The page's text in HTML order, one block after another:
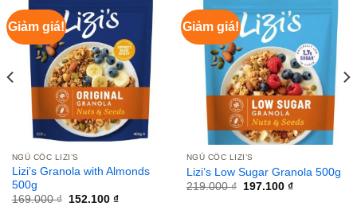
Giảm giá!
NGŨ CỐC LIZI’S
Lizi’s Granola with Almonds
500g
169.000₫
Giá
152.100 ₫Giá
Giảm giá!
NGŨ CỐC LIZI’S
Lizi’s Low Sugar Granola 500g
219.000₫
Giá
197.100 ₫Giá